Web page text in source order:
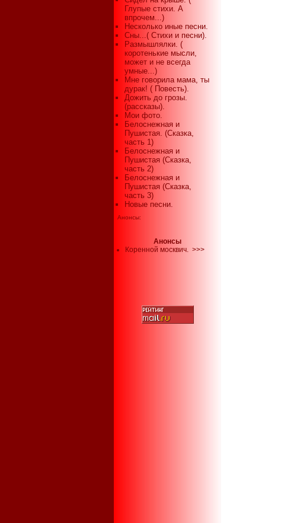
Глупые стихи. А
впрочем...)
Несколько иные песни.
Сны...( Стихи и песни).
Размышлялки. (
коротенькие мысли,
может и не всегда
умные...)
Мне говорила мама, ты
дурак! ( Повесть).
Дожить до грозы.
(рассказы).
Мои фото.
Белоснежная и
Пушистая. (Сказка,
часть 1)
Белоснежная и
Пушистая (Сказка,
часть 2)
Белоснежная и
Пушистая (Сказка,
часть 3)
Новые песни.
Анонсы:
Анонсы
Коренной москвич. >>>